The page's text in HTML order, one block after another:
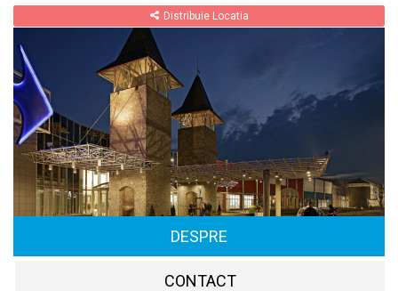
Distribuie Locatia
DESPRE
CONTACT